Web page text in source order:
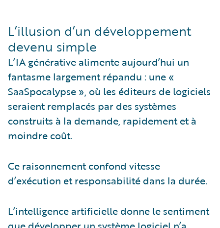
L’illusion d’un développement
devenu simple
L’IA générative alimente aujourd’hui un
fantasme largement répandu : une «
SaaSpocalypse », où les éditeurs de logiciels
seraient remplacés par des systèmes
construits à la demande, rapidement et à
moindre coût.
Ce raisonnement confond vitesse
d’exécution et responsabilité dans la durée.
L’intelligence artificielle donne le sentiment